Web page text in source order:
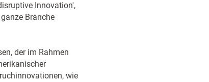
Innovation',
Branche
der im Rahmen
wie